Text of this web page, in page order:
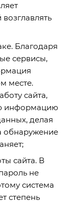
Благодаря
сервисы,
месте.
сайта,
информацию
делая
обнаружение
сайта. В
не
система
степень